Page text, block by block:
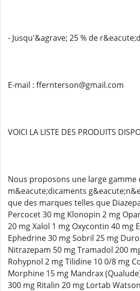
- Jusqu'&agrave; 25 % de
E-mail : ffernterson@gmail.com
VOICI LA LISTE DES PRODUITS
Nous proposons une large gamme
m&eacute;dicaments
que des marques telles que
Percocet 30 mg Klonopin 2 mg
20 mg Xalol 1 mg Oxycontin 40 mg
Ephedrine 30 mg Sobril 25 mg
Nitrazepam 50 mg Tramadol 200
Rohypnol 2 mg Tilidine 10 0/8 mg
Morphine 15 mg Mandrax
300 mg Ritalin 20 mg Lortab